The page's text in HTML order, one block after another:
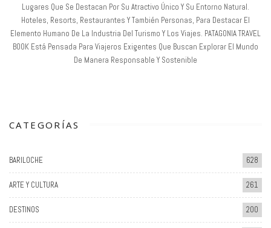
Lugares Que Se Destacan Por Su Atractivo Único Y Su Entorno Natural.
Hoteles, Resorts, Restaurantes Y También Personas, Para Destacar El
Elemento Humano De La Industria Del Turismo Y Los Viajes. PATAGONIA TRAVEL
BOOK Está Pensada Para Viajeros Exigentes Que Buscan Explorar El Mundo
De Manera Responsable Y Sostenible
CATEGORÍAS
BARILOCHE 628
ARTE Y CULTURA 261
DESTINOS 200